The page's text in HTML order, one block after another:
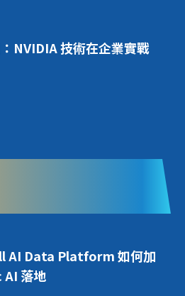
NVIDIA 技術在企業實戰
AI Data Platform 如何加
AI 落地